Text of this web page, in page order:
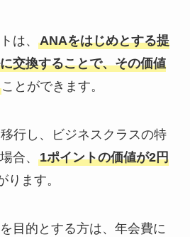
は、 ANAをはじめとする提
交換することで、その価値
ことができます。
行し、ビジネスクラスの特
合、 1ポイントの価値が2円
ります。
目的とする方は、年会費に